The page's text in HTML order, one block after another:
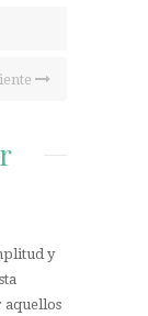
y
aquellos